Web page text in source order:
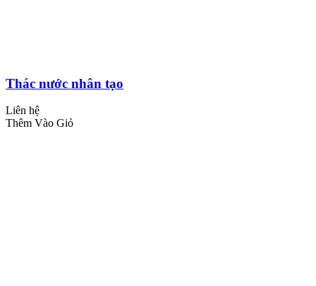
Thác nước nhân tạo
Liên hệ
Thêm Vào Giỏ